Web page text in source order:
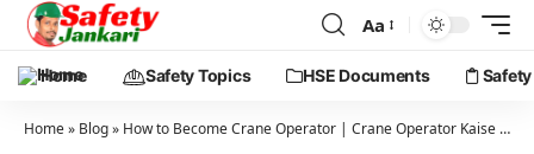
Aa
Home Safety Topics HSE Documents
Home» Blog» How to Become Crane Operator | Crane Operator Kaise Bane